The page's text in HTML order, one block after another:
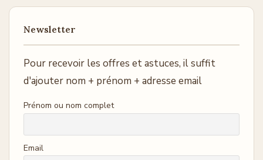
Newsletter
Pour recevoir les offres et astuces, il suffit
d'ajouter nom + prénom + adresse email
Prénom ou nom complet
Email